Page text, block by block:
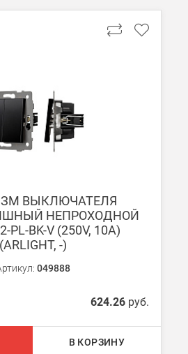
ВЫКЛЮЧАТЕЛЯ
НЕПРОХОДНОЙ
PL-BK-V (250V, 10A)
(ARLIGHT, -)
049888
624.26 руб.
В КОРЗИНУ